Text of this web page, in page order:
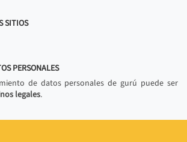
SITIOS
PERSONALES
de datos personales de gurú puede ser
legales.